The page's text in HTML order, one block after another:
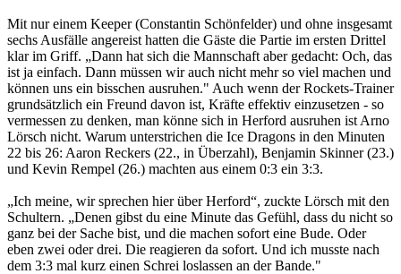
Mit nur einem Keeper (Constantin Schönfelder) und ohne insgesamt
sechs Ausfälle angereist hatten die Gäste die Partie im ersten Drittel
klar im Griff. „Dann hat sich die Mannschaft aber gedacht: Och, das
ist ja einfach. Dann müssen wir auch nicht mehr so viel machen und
können uns ein bisschen ausruhen." Auch wenn der Rockets-Trainer
grundsätzlich ein Freund davon ist, Kräfte effektiv einzusetzen - so
vermessen zu denken, man könne sich in Herford ausruhen ist Arno
Lörsch nicht. Warum unterstrichen die Ice Dragons in den Minuten
22 bis 26: Aaron Reckers (22., in Überzahl), Benjamin Skinner (23.)
und Kevin Rempel (26.) machten aus einem 0:3 ein 3:3.
„Ich meine, wir sprechen hier über Herford“, zuckte Lörsch mit den
Schultern. „Denen gibst du eine Minute das Gefühl, dass du nicht so
ganz bei der Sache bist, und die machen sofort eine Bude. Oder
eben zwei oder drei. Die reagieren da sofort. Und ich musste nach
dem 3:3 mal kurz einen Schrei loslassen an der Bande."